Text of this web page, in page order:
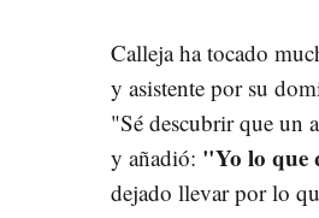
Calleja ha tocado
y asistente por su
"Sé descubrir que un
y añadió: "Yo lo que
dejado llevar por lo